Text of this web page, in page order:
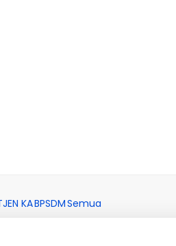
KABPSDMSemua